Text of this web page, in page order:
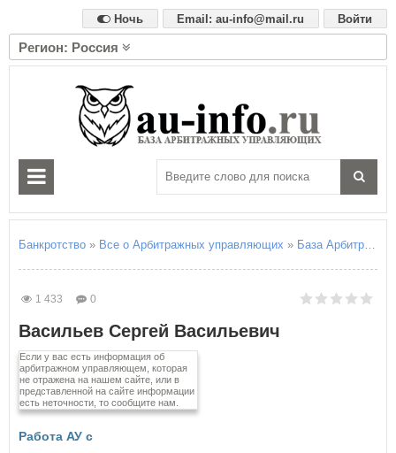
Войти
Email: au-info@mail.ru
Ночь
Регион: Россия
Алтайский край
Амурская область
Архангельская область
Астраханская область
Б
Белгородская область
В
Владимирская область
Вологодская область
Воронежская область
Е
Еврейская автономная область
З
Банкротство » Все о Арбитражных управляющих » База
1 433 0
Васильев Сергей Васильевич
Если у вас есть информация об
арбитражном управляющем, которая
не отражена на нашем сайте, или в
представленной на сайте информации
есть неточности, то сообщите нам.
Работа АУ с